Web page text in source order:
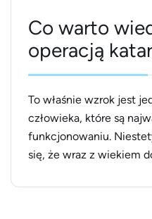
Co warto
operacją
To właśnie wzrok jest
człowieka, które są
funkcjonowaniu.
się, że wraz z wiekiem
z nich jest zaćma,